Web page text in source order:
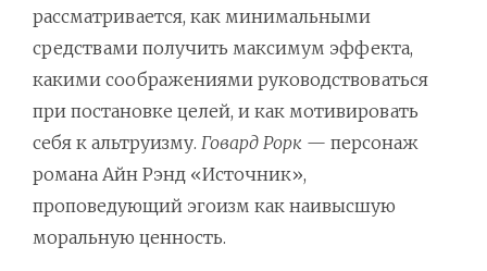
рассматривается, как минимальными
средствами получить максимум эффекта,
какими соображениями руководствоваться
при постановке целей, и как мотивировать
себя к альтруизму. Говард Рорк — персонаж
романа Айн Рэнд «Источник»,
проповедующий эгоизм как наивысшую
моральную ценность.